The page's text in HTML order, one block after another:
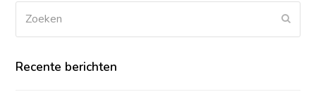
Recente berichten